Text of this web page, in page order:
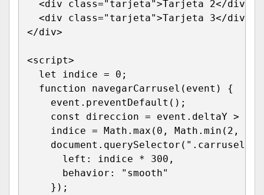
<div class=" tarjeta">Tarjeta 2</div
<div class=" tarjeta">Tarjeta 3</div
</div>
<script>
let
indice = 0 ;
function
navegarCarrusel ( event )
{
    event
. preventDefault ( ) ;
const
direccion = event . deltaY >
    indice
= Math . max ( 0 , Math . min ( 2 ,
    document
. querySelector ( ".carrusel"
left : indice * 300 ,
behavior :
"smooth"
} ) ;